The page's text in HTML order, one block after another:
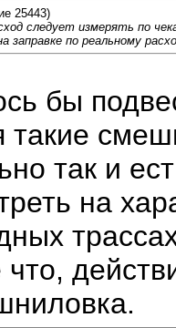
25443)
следует измерять по
по реальному
бы
такие
так и
на